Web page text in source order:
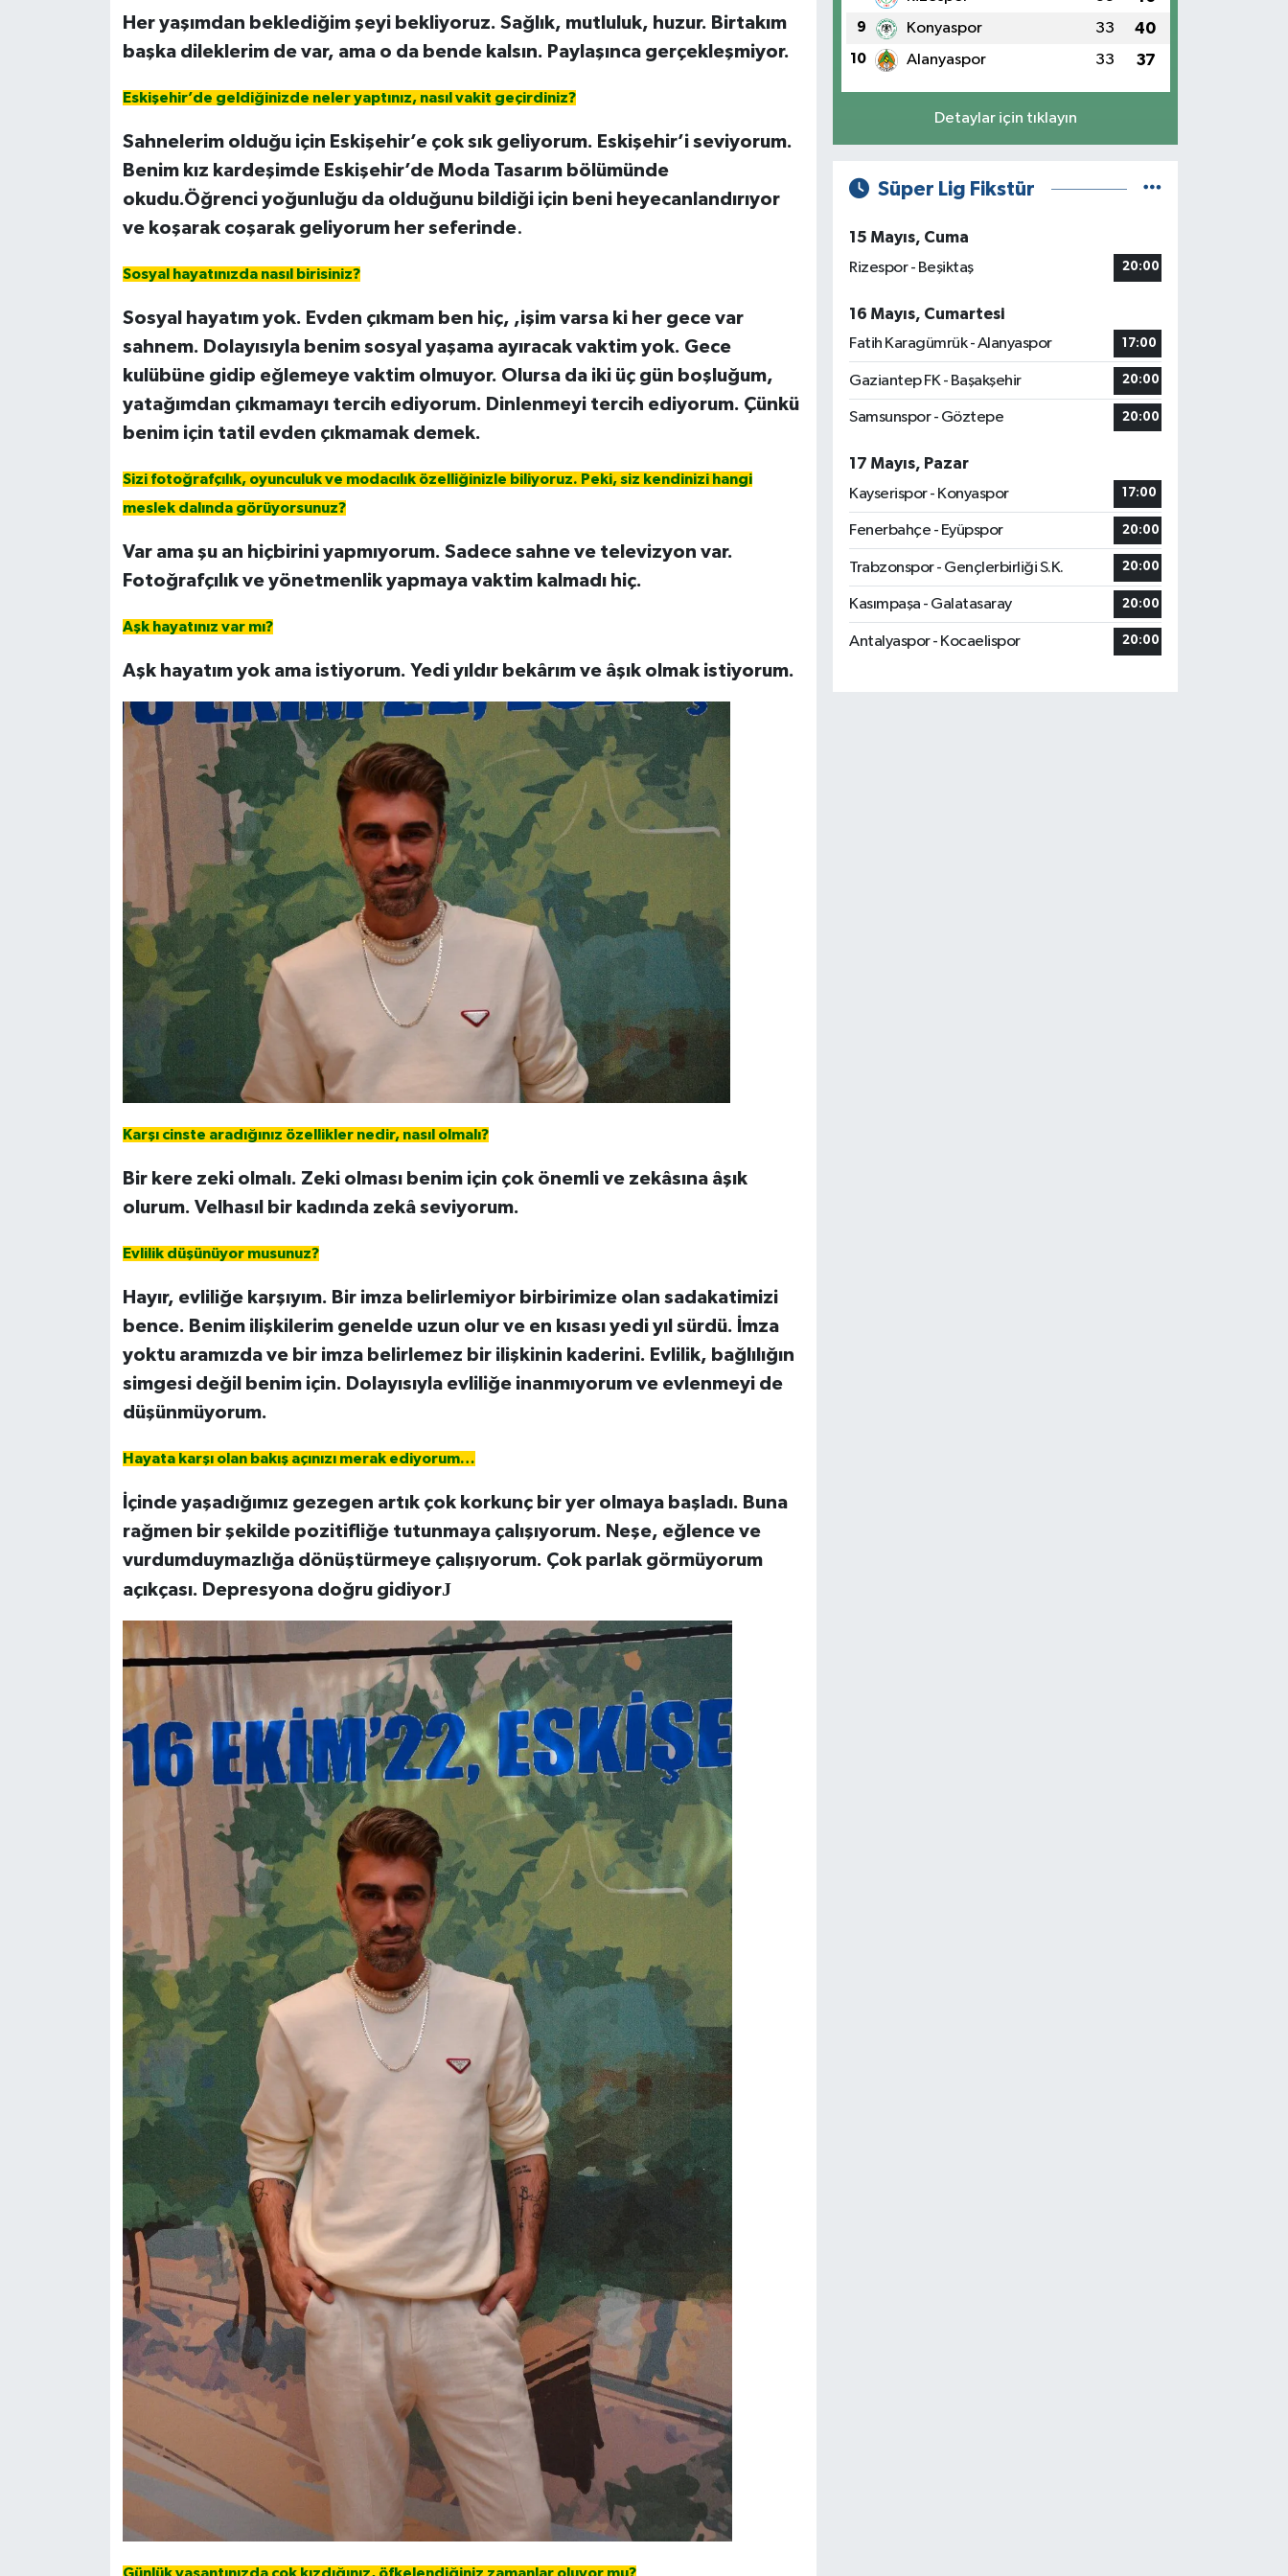
Her yaşımdan beklediğim şeyi bekliyoruz. Sağlık, mutluluk, huzur. Birtakım
başka dileklerim de var, ama o da bende kalsın. Paylaşınca gerçekleşmiyor.
Eskişehir’de geldiğinizde neler yaptınız, nasıl vakit geçirdiniz?
Sahnelerim olduğu için Eskişehir’e çok sık geliyorum. Eskişehir’i seviyorum.
Benim kız kardeşimde Eskişehir’de Moda Tasarım bölümünde
okudu.Öğrenci yoğunluğu da olduğunu bildiği için beni heyecanlandırıyor
ve koşarak coşarak geliyorum her seferinde.
Sosyal hayatınızda nasıl birisiniz?
Sosyal hayatım yok. Evden çıkmam ben hiç, ,işim varsa ki her gece var
sahnem. Dolayısıyla benim sosyal yaşama ayıracak vaktim yok. Gece
kulübüne gidip eğlemeye vaktim olmuyor. Olursa da iki üç gün boşluğum,
yatağımdan çıkmamayı tercih ediyorum. Dinlenmeyi tercih ediyorum. Çünkü
benim için tatil evden çıkmamak demek.
Sizi fotoğrafçılık, oyunculuk ve modacılık özelliğinizle biliyoruz. Peki, siz kendinizi hangi
meslek dalında görüyorsunuz?
Var ama şu an hiçbirini yapmıyorum. Sadece sahne ve televizyon var.
Fotoğrafçılık ve yönetmenlik yapmaya vaktim kalmadı hiç.
Aşk hayatınız var mı?
Aşk hayatım yok ama istiyorum. Yedi yıldır bekârım ve âşık olmak istiyorum.
Karşı cinste aradığınız özellikler nedir, nasıl olmalı?
Bir kere zeki olmalı. Zeki olması benim için çok önemli ve zekâsına âşık
olurum. Velhasıl bir kadında zekâ seviyorum.
Evlilik düşünüyor musunuz?
Hayır, evliliğe karşıyım. Bir imza belirlemiyor birbirimize olan sadakatimizi
bence. Benim ilişkilerim genelde uzun olur ve en kısası yedi yıl sürdü. İmza
yoktu aramızda ve bir imza belirlemez bir ilişkinin kaderini. Evlilik, bağlılığın
simgesi değil benim için. Dolayısıyla evliliğe inanmıyorum ve evlenmeyi de
düşünmüyorum.
Hayata karşı olan bakış açınızı merak ediyorum…
İçinde yaşadığımız gezegen artık çok korkunç bir yer olmaya başladı. Buna
rağmen bir şekilde pozitifliğe tutunmaya çalışıyorum. Neşe, eğlence ve
vurdumduymazlığa dönüştürmeye çalışıyorum. Çok parlak görmüyorum
açıkçası. Depresyona doğru gidiyorJ
Günlük yaşantınızda çok kızdığınız, öfkelendiğiniz zamanlar oluyor mu?
9 Konyaspor 33 40
10 Alanyaspor 33 37
Detaylar için tıklayın
Süper Lig Fikstür
15 Mayıs, Cuma
Rizespor - Beşiktaş
20:00
16 Mayıs, Cumartesi
Fatih Karagümrük - Alanyaspor
17:00
Gaziantep FK - Başakşehir 20:00
Samsunspor - Göztepe 20:00
17 Mayıs, Pazar
Kayserispor - Konyaspor
17:00
Fenerbahçe - Eyüpspor 20:00
Trabzonspor - Gençlerbirliği S.K. 20:00
Kasımpaşa - Galatasaray 20:00
Antalyaspor - Kocaelispor 20:00